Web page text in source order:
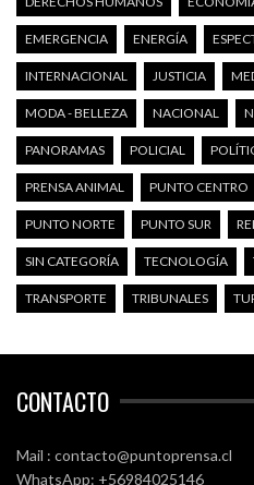
EMERGENCIA ENERGÍA
INTERNACIONAL JUSTICIA
MODA - BELLEZA NACIONAL
PANORAMAS POLICIAL
PRENSA ANIMAL PUNTO CENTRO
PUNTO NORTE PUNTO SUR
SIN CATEGORÍA TECNOLOGÍA
TRANSPORTE TRIBUNALES
CONTACTO
Mail : contacto@puntoprensa.cl
WhatsApp: +56984025146